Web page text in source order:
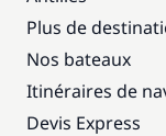
Plus de
Nos bateaux
Itinéraires de
Devis Express